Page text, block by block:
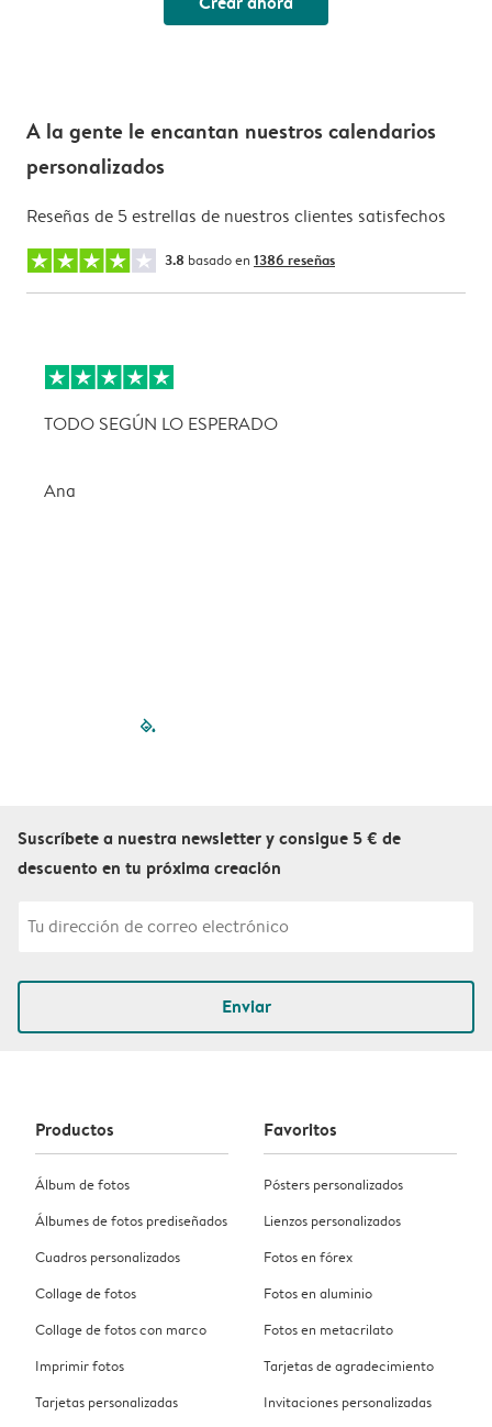
A la gente le encantan nuestros calendarios
personalizados
Reseñas de 5 estrellas de nuestros clientes satisfechos
3.8 basado en 1386 reseñas
TODO SEGÚN LO ESPERADO
Ana
filled-pagination
Suscríbete a nuestra newsletter y consigue 5 € de
descuento en tu próxima creación
Enviar
Productos
Álbum de fotos
Álbumes de fotos prediseñados
Cuadros personalizados
Collage de fotos
Collage de fotos con marco
Imprimir fotos
Tarjetas personalizadas
Favoritos
Pósters personalizados
Lienzos personalizados
Fotos en fórex
Fotos en aluminio
Fotos en metacrilato
Tarjetas de agradecimiento
Invitaciones personalizadas